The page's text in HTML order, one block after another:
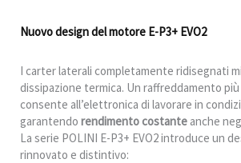
Nuovo design del motore E-P3+ EVO2
I carter laterali completamente ridisegnati
dissipazione termica. Un raffreddamento
consente all’elettronica di lavorare in
garantendo rendimento costante anche
La serie POLINI E-P3+ EVO2 introduce un
rinnovato e distintivo: